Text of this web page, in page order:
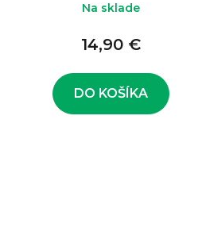
Na sklade
14,90 €
DO KOŠÍKA